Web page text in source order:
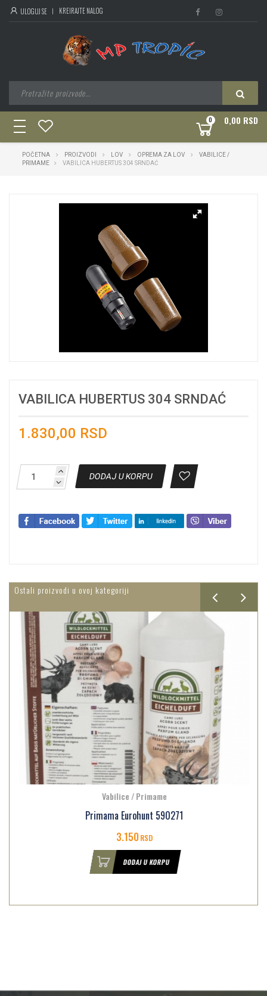
ULOGUJ SE KREIRAJTE NALOG
toggle
navigation
0 0,00 RSD
POČETNA PROIZVODI LOV OPREMA ZA LOV
VABILICE /
PRIMAME
VABILICA HUBERTUS 304 SRNDAĆ
VABILICA HUBERTUS 304 SRNDAĆ
1.830,00 RSD
DODAJ U KORPU
Ostali proizvodi u ovoj kategoriji
Vabilice / Primame
Primama Eurohunt 590271
3.150RSD
DODAJ U KORPU